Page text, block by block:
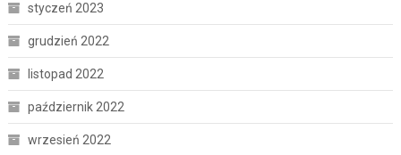
styczeń 2023
grudzień 2022
listopad 2022
październik 2022
wrzesień 2022